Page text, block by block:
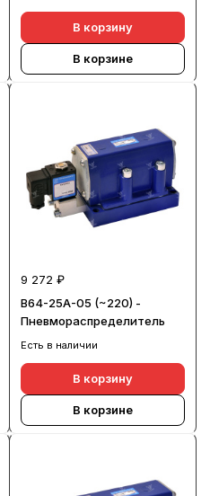
В корзину
В корзине
9 272 ₽
В64-25А-05 (~220) -
Пневмораспределитель
Есть в наличии
В корзину
В корзине